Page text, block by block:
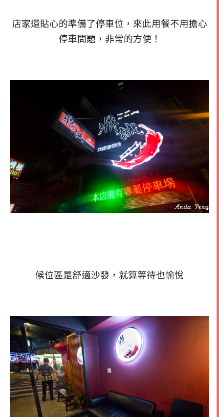
店家還貼心的準備了停車位，來此用餐不用擔心
停車問題，非常的方便！
候位區是舒適沙發，就算等待也愉悅